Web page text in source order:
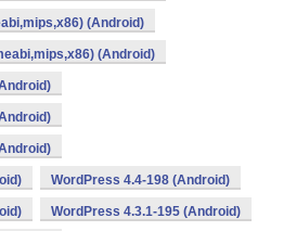
(Android)
(Android)
WordPress 4.4-198 (Android)
WordPress 4.3.1-195 (Android)